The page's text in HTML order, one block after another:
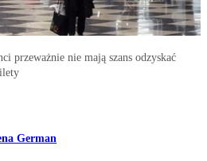
przeważnie nie mają szans odzyskać
German